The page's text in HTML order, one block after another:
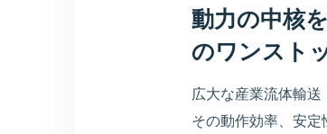
動力の中核
のワンスト
広大な産業流体輸
その動作効率、安